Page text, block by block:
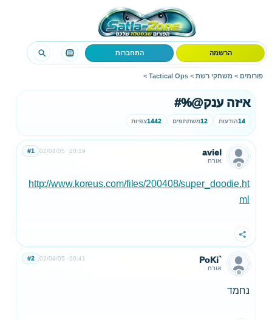
הרשמה התחברות
פורומים > משחקי רשת >
Tactical Ops
>
איזה ענק@%#
14הודעות 12משתתפים 1442צפיות
aviel
אורח
02/04/05 20:19
#1
http://www.koreus.com/files/200408/super_doodie.ht
ml
שתף
PoKi`
אורח
02/04/05 20:41
#2
נחמד